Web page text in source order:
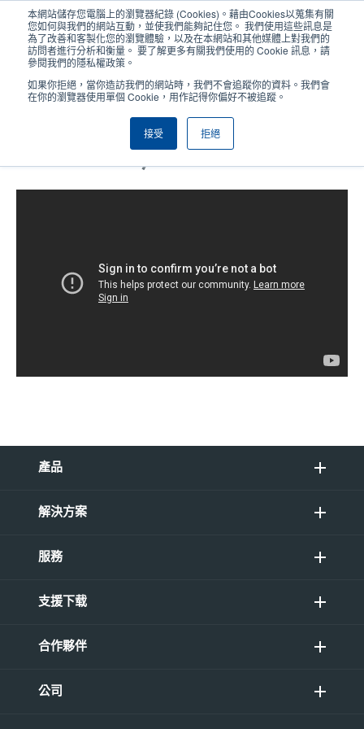
本網站儲存您電腦上的瀏覽器紀錄 (Cookies)。藉由Cookies以蒐集有關
您如何與我們的網站互動，並使我們能夠記住您。 我們使用這些訊息是
為了改善和客製化您的瀏覽體驗，以及在本網站和其他媒體上對我們的
訪問者進行分析和衡量。 要了解更多有關我們使用的 Cookie 訊息，請
參閱我們的隱私權政策。
如果你拒絕，當你造訪我們的網站時，我們不會追蹤你的資料。我們會
在你的瀏覽器使用單個 Cookie，用作記得你偏好不被追蹤。
接受 拒絕
User
menu
User
Header
Alpha-30L & Alpha-40L 系列 (搭配
TSC Console)
產品
解決方案
服務
支援下载
合作夥伴
公司